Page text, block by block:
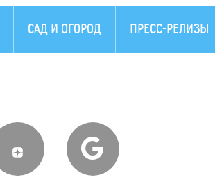
САД И ОГОРОД ПРЕСС-РЕЛИЗЫ